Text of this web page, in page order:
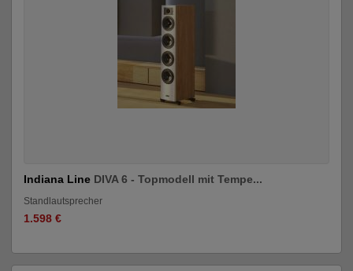
Indiana Line DIVA 6 - Topmodell mit Tempe...
Standlautsprecher
1.598 €